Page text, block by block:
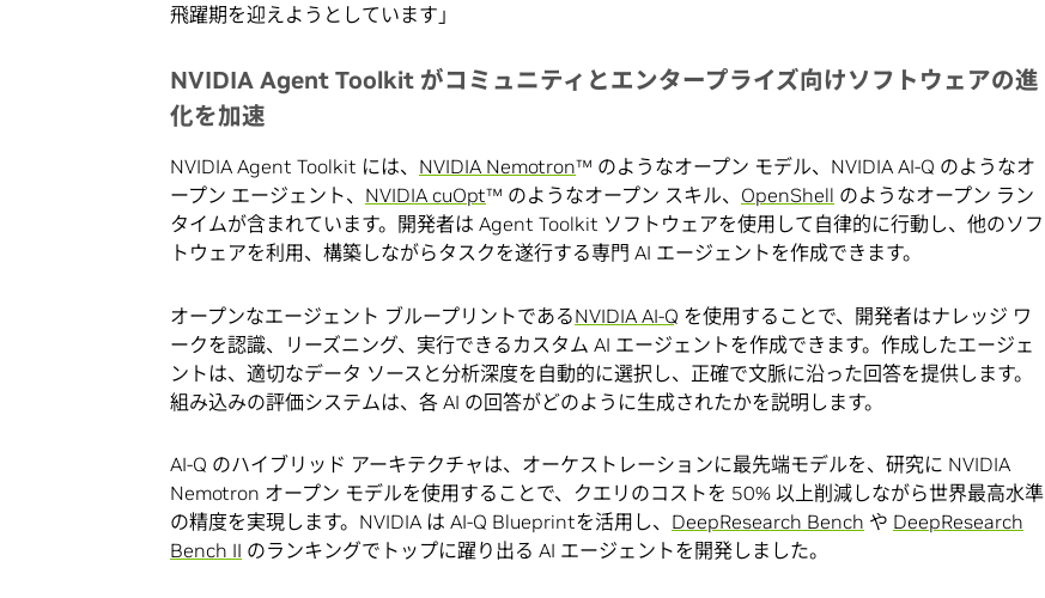
飛躍期を迎えようとしています」
NVIDIA Agent Toolkit がコミュニティとエンタープライズ向けソフトウェアの進
化を加速
NVIDIA Agent Toolkit には、 NVIDIA Nemotron™ のようなオープン モデル、NVIDIA AI-Q のようなオ
ープン エージェント、 NVIDIA cuOpt™ のようなオープン スキル、 OpenShell のようなオープン ラン
タイムが含まれています。開発者は Agent Toolkit ソフトウェアを使用して自律的に行動し、他のソフ
トウェアを利用、構築しながらタスクを遂行する専門 AI エージェントを作成できます。
オープンなエージェント ブループリントであるNVIDIA AI-Q を使用することで、開発者はナレッジ ワ
ークを認識、リーズニング、実行できるカスタム AI エージェントを作成できます。作成したエージェ
ントは、適切なデータ ソースと分析深度を自動的に選択し、正確で文脈に沿った回答を提供します。
組み込みの評価システムは、各 AI の回答がどのように生成されたかを説明します。
AI-Q のハイブリッド アーキテクチャは、オーケストレーションに最先端モデルを、研究に NVIDIA
Nemotron オープン モデルを使用することで、クエリのコストを 50% 以上削減しながら世界最高水準
の精度を実現します。NVIDIA は AI-Q Blueprintを活用し、 DeepResearch Bench や DeepResearch
Bench II のランキングでトップに躍り出る AI エージェントを開発しました。